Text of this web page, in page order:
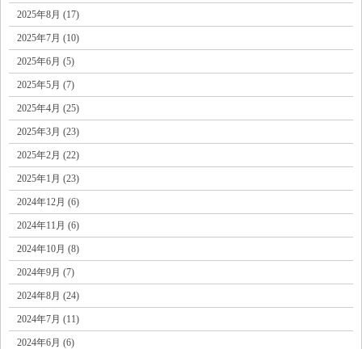
2025年8月 (17)
2025年7月 (10)
2025年6月 (5)
2025年5月 (7)
2025年4月 (25)
2025年3月 (23)
2025年2月 (22)
2025年1月 (23)
2024年12月 (6)
2024年11月 (6)
2024年10月 (8)
2024年9月 (7)
2024年8月 (24)
2024年7月 (11)
2024年6月 (6)